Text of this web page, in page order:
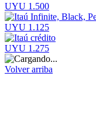
UYU 1.500
UYU 1.125
UYU 1.275
Volver arriba